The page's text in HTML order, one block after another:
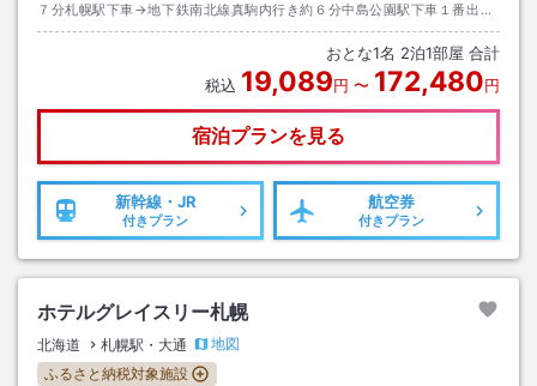
７分札幌駅下車→地下鉄南北線真駒内行き約６分中島公園駅下車１番出口
→徒歩約２分
おとな1名 2泊1部屋 合計
税込 19,089円 〜 172,480円
宿泊プランを見る
新幹線・JR
付きプラン
航空券
付きプラン
ホテルグレイスリー札幌
北海道 札幌駅・大通
地図
ふるさと納税対象施設